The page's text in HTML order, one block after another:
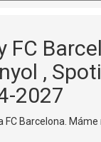
FC
,
2027
FC Barcelona.